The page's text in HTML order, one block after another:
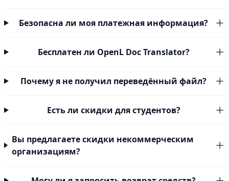
Безопасна ли моя платежная информация?
Бесплатен ли OpenL Doc Translator?
Почему я не получил переведённый файл?
Есть ли скидки для студентов?
Вы предлагаете скидки некоммерческим
организациям?